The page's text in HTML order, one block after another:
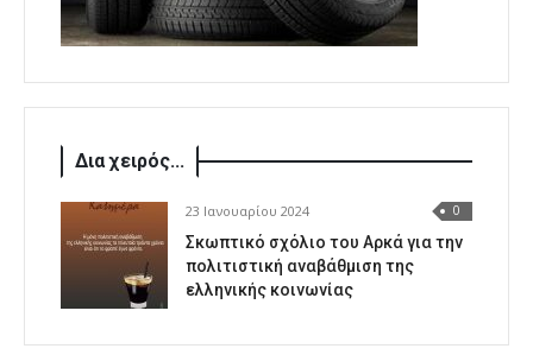
Δια χειρός...
23 Ιανουαρίου 2024 0
Σκωπτικό σχόλιο του Αρκά για την
πολιτιστική αναβάθμιση της
ελληνικής κοινωνίας